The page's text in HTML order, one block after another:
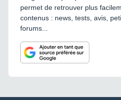
permet de retrouver plus
contenus : news, tests, avis,
forums...